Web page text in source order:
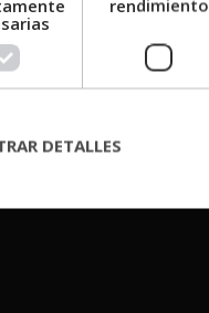
rendimiento
DETALLES